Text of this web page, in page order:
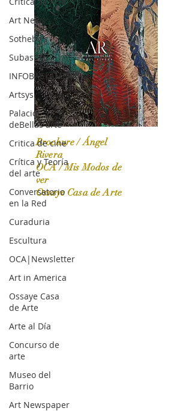
Art News
Sotheby's
Subasta
INFOBAE|AMERICA
Artsys
Palacio
deBellas arte
Critica de cine
Crítica y Teoría
del arte
Conversatorio
en la Red
Curaduria
Escultura
OCA|Newsletter
Art in America
Ossaye Casa
de Arte
Arte al Día
Concurso de
arte
Museo del
Barrio
Art Newspaper
OCA|News 31 / Marzo-Abril / 2024
Brochure / Ángel
Rivera
OCA / Mis Modos de
ver
Ossaye Casa de Arte